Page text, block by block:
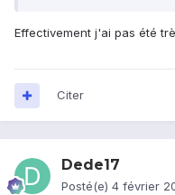
Effectivement j'ai pas été
Citer
Dede17
Posté(e) 4 février